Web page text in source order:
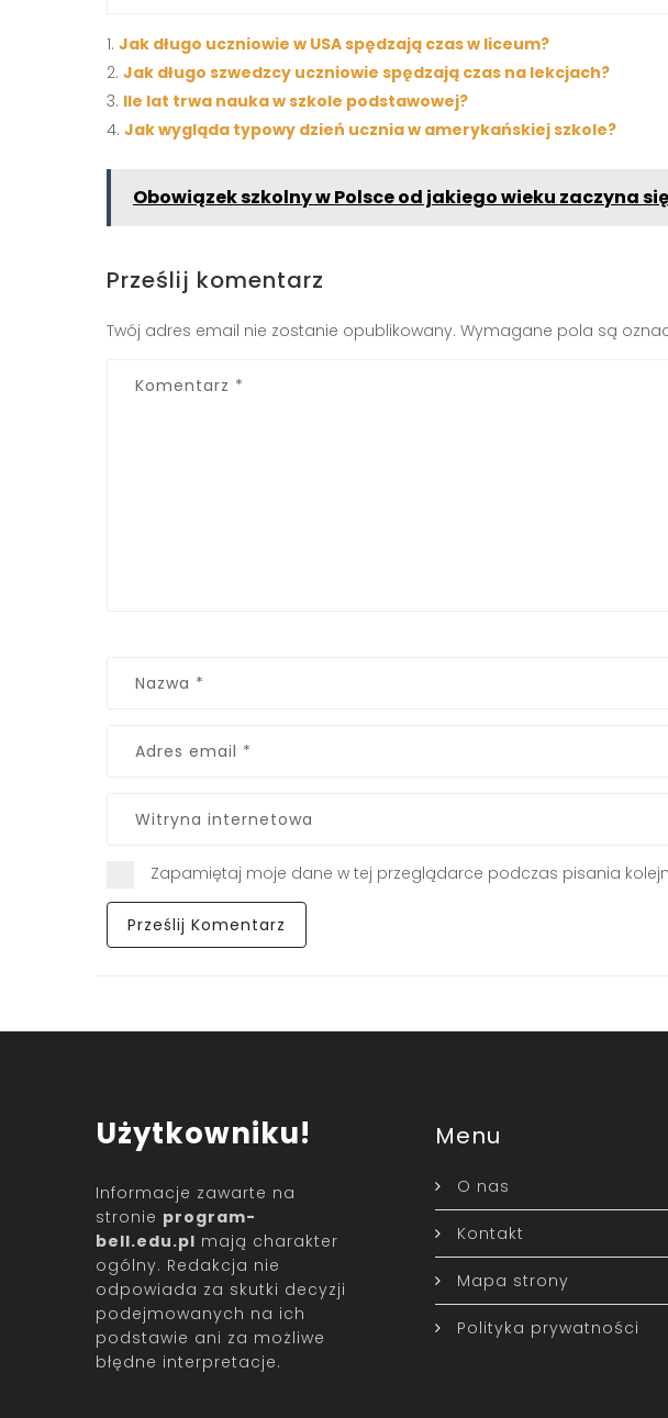
Jak długo uczniowie w USA spędzają czas w liceum?
Jak długo szwedzcy uczniowie spędzają czas na lekcjach?
Ile lat trwa nauka w szkole podstawowej?
Jak wygląda typowy dzień ucznia w amerykańskiej szkole?
Obowiązek szkolny w Polsce od jakiego wieku zaczyna
Prześlij komentarz
Twój adres email nie zostanie opublikowany. Wymagane pola są
Zapamiętaj moje dane w tej przeglądarce podczas pisania
Użytkowniku!
Informacje zawarte na
stronie program-
bell.edu.pl mają charakter
ogólny. Redakcja nie
odpowiada za skutki decyzji
podejmowanych na ich
podstawie ani za możliwe
błędne interpretacje.
Menu
O nas
Kontakt
Mapa strony
Polityka prywatności